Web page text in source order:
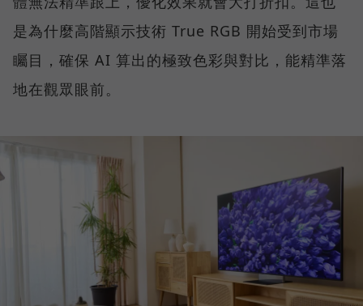
是為什麼高階顯示技術 True RGB 開始受到市場
矚目，確保 AI 算出的極致色彩與對比，能精準落
地在觀眾眼前。